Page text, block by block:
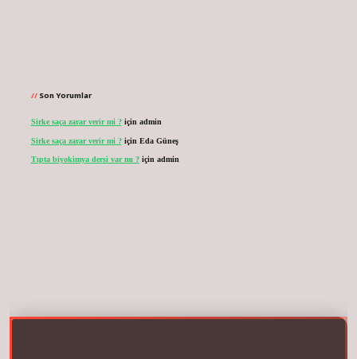
Son Yorumlar
Sirke saça zarar verir mi ?için admin
Sirke saça zarar verir mi ?için Eda Güneş
Tıpta biyokimya dersi var mı ?için admin